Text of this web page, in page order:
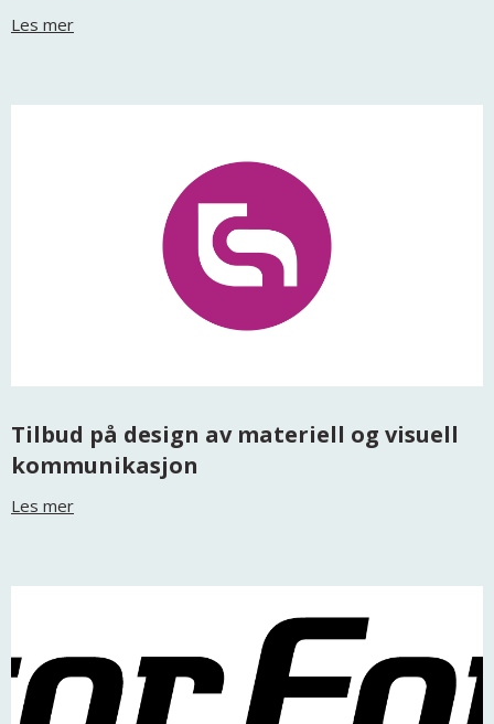
Les mer
Tilbud på design av materiell og visuell
kommunikasjon
Les mer